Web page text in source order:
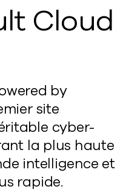
Cloud
by
site
cyber-
la plus haute
intelligence et
rapide.